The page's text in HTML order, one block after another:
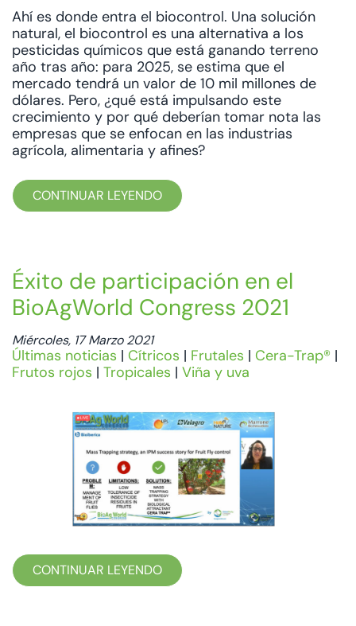
Ahí es donde entra el biocontrol. Una solución
natural, el biocontrol es una alternativa a los
pesticidas químicos que está ganando terreno
año tras año: para 2025, se estima que el
mercado tendrá un valor de 10 mil millones de
dólares. Pero, ¿qué está impulsando este
crecimiento y por qué deberían tomar nota las
empresas que se enfocan en las industrias
agrícola, alimentaria y afines?
CONTINUAR LEYENDO
Éxito de participación en el
BioAgWorld Congress 2021
Miércoles, 17 Marzo 2021
Últimas noticias | Cítricos | Frutales | Cera-Trap® |
Frutos rojos | Tropicales | Viña y uva
CONTINUAR LEYENDO